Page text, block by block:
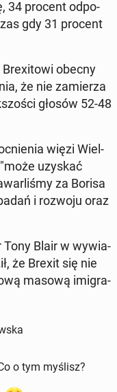
34 procent od­po­
gdy 31 procent
obecny
że ​​nie za­mie­rza
głosów 52-48
więzi Wiel­
uzyskać
za Borisa
i rozwoju oraz
Tony Blair w wy­wia­
że Brexit się nie
masową imi­gra­
o tym myślisz?